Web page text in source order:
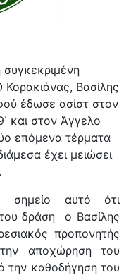
Βασίλης
έδωσε ασίστ στον
και στον Άγγελο
επόμενα τέρματα
έχει μειώσει
σημείο αυτό ότι
δράση ο Βασίλης
προπονητής
αποχώρηση του
την καθοδήγηση του